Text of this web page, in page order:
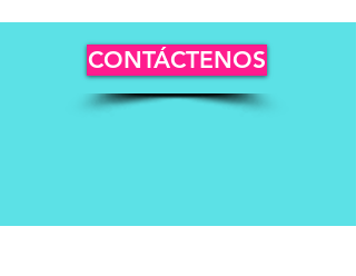
CONTÁCTENOS